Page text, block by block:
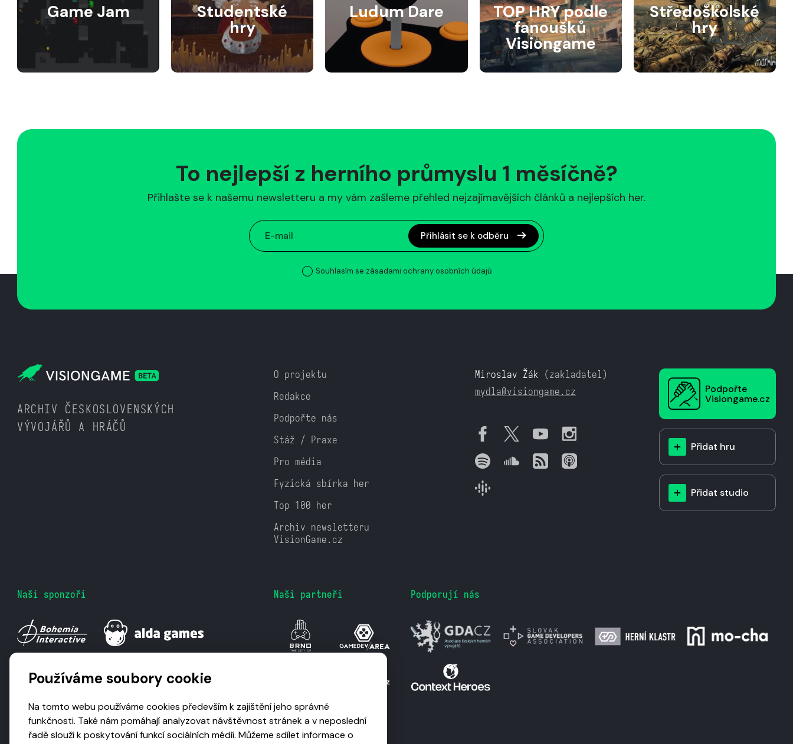
Game Jam Studentské
hry
Ludum Dare TOP HRY podle
fanoušků
Visiongame
Středoškolské
hry
To nejlepší z herního průmyslu 1 měsíčně?
Přihlašte se k našemu newsletteru a my vám zašleme přehled nejzajímavějších článků a nejlepších her.
Přihlásit se k odběru
Souhlasím se zásadami ochrany osobních údajů
ARCHIV ČESKOSLOVENSKÝCH
VÝVOJÁŘŮ A HRÁČŮ
O projektu
Redakce
Podpořte nás
Stáž / Praxe
Pro média
Fyzická sbírka her
Top 100 her
Archiv newsletteru
VisionGame.cz
Miroslav Žák (zakladatel)
mydla@visiongame.cz
Podpořte
Visiongame.cz
Přidat hru
Přidat studio
Naši sponzoři Naši partneři Podporují nás
Používáme soubory cookie
Na tomto webu používáme cookies především k zajištění jeho správné
funkčnosti. Také nám pomáhají analyzovat návštěvnost stránek a v neposlední
řadě slouží k poskytování funkcí sociálních médií. Můžeme sdílet informace o